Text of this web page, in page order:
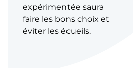
expérimentée saura
faire les bons choix et
éviter les écueils.